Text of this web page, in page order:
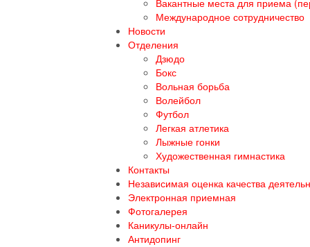
Вакантные места для приема
Международное сотрудничество
Новости
Отделения
Дзюдо
Бокс
Вольная борьба
Волейбол
Футбол
Легкая атлетика
Лыжные гонки
Художественная гимнастика
Контакты
Независимая оценка качества
Электронная приемная
Фотогалерея
Каникулы-онлайн
Антидопинг